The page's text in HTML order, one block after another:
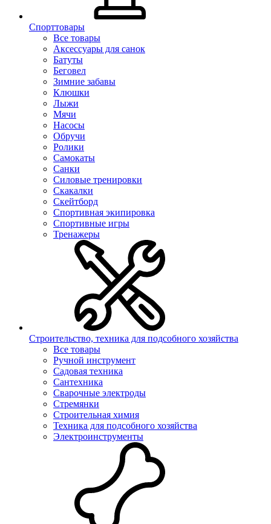
Спорттовары
Все товары
Аксессуары для санок
Батуты
Беговел
Зимние забавы
Клюшки
Лыжи
Мячи
Насосы
Обручи
Ролики
Самокаты
Санки
Силовые тренировки
Скакалки
Скейтборд
Спортивная экипировка
Спортивные игры
Тренажеры
Строительство, техника для подсобного хозяйства
Все товары
Ручной инструмент
Садовая техника
Сантехника
Сварочные электроды
Стремянки
Строительная химия
Техника для подсобного хозяйства
Электроинструменты